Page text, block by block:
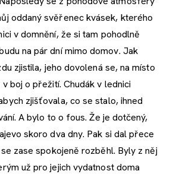
oddaný svěřenec kvásek, kterého
v domnění, že si tam pohodlně
na pár dní mimo domov. Jak
zjistila, jeho dovolená se, na místo
boj o přežití. Chudák v lednici
zjišťovala, co se stalo, ihned
A bylo to o fous. Že je dotčený,
skoro dva dny. Pak si dal přece
zase spokojeně rozběhl. Byly z něj
už pro jejich vydatnost doma